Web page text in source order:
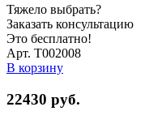
Тяжело выбрать?
Заказать консультацию
Это бесплатно!
Арт. Т002008
В корзину
22430 руб.